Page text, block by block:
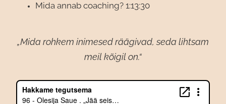
Mida annab coaching? 1:13:30
„Mida rohkem inimesed räägivad, seda lihtsam
meil kõigil on.“